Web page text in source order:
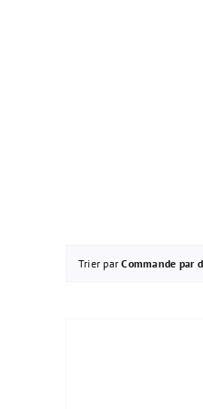
Trier parCommande par